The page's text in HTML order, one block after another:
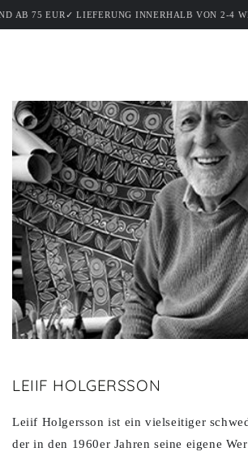
ZUM INHALT
SPRINGEN
INNERHALB VON 2-4 WERKTAGEN ✓ 100
LEIIF HOLGERSSON
Leiif Holgersson ist ein vielseitiger
der in den 1960er Jahren seine eigene